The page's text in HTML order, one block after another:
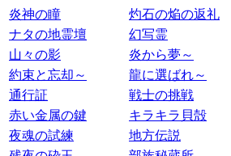
炎神の瞳
灼石の焔の返礼
ナタの地霊壇
幻写霊
山々の影
炎から夢～
約束と忘却～
龍に選ばれ～
通行証
戦士の挑戦
赤い金属の鍵
キラキラ貝殻
夜魂の試練
地方伝説